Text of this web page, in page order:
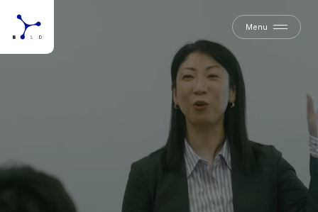
Menu
Close
Menu
Close